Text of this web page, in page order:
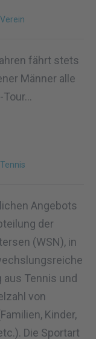
Verein
fährt stets
Männer alle
Tour…
Tennis
Angebots
der
(WSN), in
Tennis und
von
Kinder,
Die Sportart